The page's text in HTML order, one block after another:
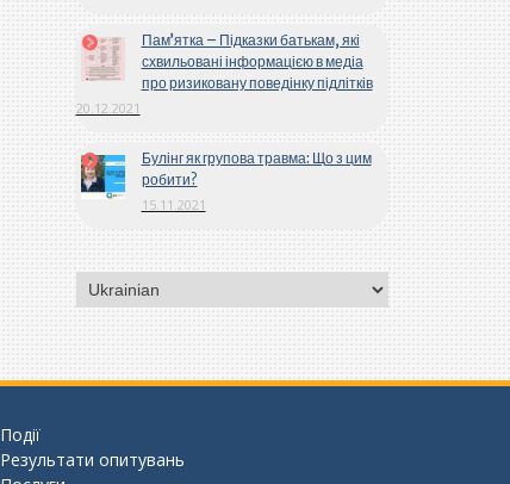
Пам’ятка – Підказки батькам, які
схвильовані інформацією в медіа
про ризиковану поведінку підлітків
20.12.2021
Булінг як групова травма: Що з цим
робити?
15.11.2021
Вибрати
мову
Події
Результати опитувань